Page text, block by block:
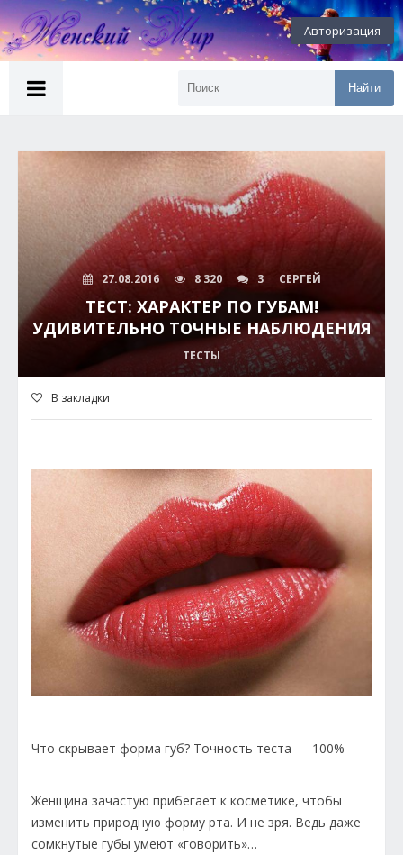
Авторизация
Найти
27.08.2016 8 320 3 СЕРГЕЙ
ТЕСТ: ХАРАКТЕР ПО ГУБАМ!
УДИВИТЕЛЬНО ТОЧНЫЕ НАБЛЮДЕНИЯ
ТЕСТЫ
В закладки
Что скрывает форма губ? Точность теста — 100%
Женщина зачастую прибегает к косметике, чтобы
изменить природную форму рта. И не зря. Ведь даже
сомкнутые губы умеют «говорить»…